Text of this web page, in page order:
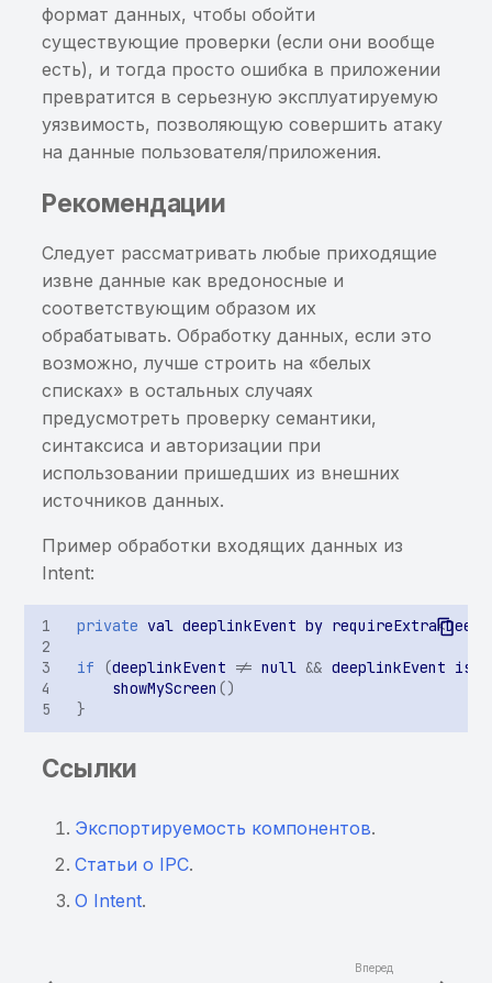
Обнаружены изменения в
трассах вызовов
Нет изменений в трассах
вызовов
Обнаружены
«внутренние домены»,
доступные извне
Обнаружены
«внутренние домены»,
заданные для поиска
SCA. Список
компонентов
Обнаружены домены из
публичного списка
malware
реестров Роскомнадзора
Уязвимость в
OpenSource компоненте
(iOS)
формат данных, чтобы обойти
существующие проверки (если они вообще
есть), и тогда просто ошибка в приложении
превратится в серьезную эксплуатируемую
уязвимость, позволяющую совершить атаку
на данные пользователя/приложения.
Рекомендации
Следует рассматривать любые приходящие
извне данные как вредоносные и
соответствующим образом их
обрабатывать. Обработку данных, если это
возможно, лучше строить на «белых
списках» в остальных случаях
предусмотреть проверку семантики,
синтаксиса и авторизации при
использовании пришедших из внешних
источников данных.
Пример обработки входящих данных из
Intent:
private val deeplinkEvent by requireExtra<
if (deeplinkEvent != null && deeplinkEvent is
showMyScreen ()
}
Ссылки
Экспортируемость компонентов.
Статьи о IPC.
О Intent.
Вперед